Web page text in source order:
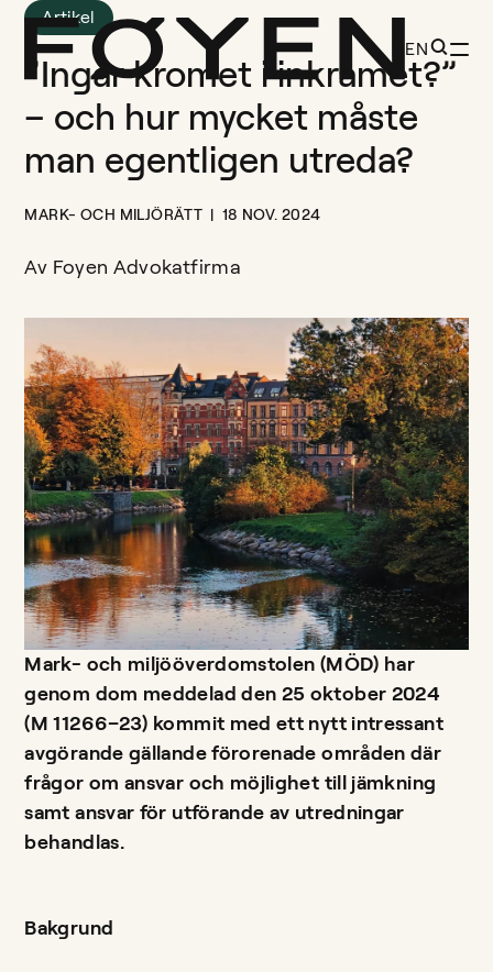
EN
Artikel
”Ingår kromet i inkråmet?”
– och hur mycket måste
man egentligen utreda?
MARK- OCH MILJÖRÄTT 18 NOV. 2024
Av Foyen Advokatfirma
Mark- och miljööverdomstolen (MÖD) har
genom dom meddelad den 25 oktober 2024
(M 11266–23) kommit med ett nytt intressant
avgörande gällande förorenade områden där
frågor om ansvar och möjlighet till jämkning
samt ansvar för utförande av utredningar
behandlas.
Bakgrund